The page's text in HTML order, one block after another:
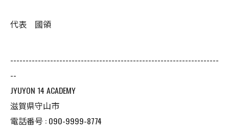
代表 國領
--------------------------------------------------------------------
--
JYUYON 14 ACADEMY
滋賀県守山市
電話番号 : 090-9999-8774